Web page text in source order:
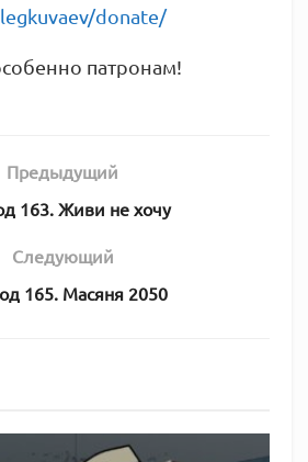
donate/
патронам!
Предыдущий
163. Живи не хочу
Следующий
165. Масяня 2050